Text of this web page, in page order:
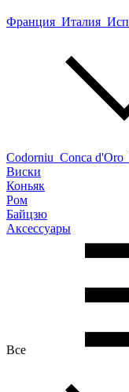
Франция Италия
Codorniu Conca d'Oro
Виски
Коньяк
Ром
Байцзю
Аксессуары
Все